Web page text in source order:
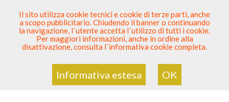
SEI DENTISTA? PARTECIPA
Sei QuiElenco Dentista Sicuro > Odontoiatria>
Ambulatori Dentistici>Calabria >Cosenza>CAP 87042
ZONA CON CAP 87042
Il sito utilizza cookie tecnici e cookie di terze parti, anche
a scopo pubblicitario. Chiudendo il banner o continuando
la navigazione, l´utente accetta l´utilizzo di tutti i cookie.
Per maggiori informazioni, anche in ordine alla
disattivazione, consulta l´informativa cookie completa.
Informativa estesa OK